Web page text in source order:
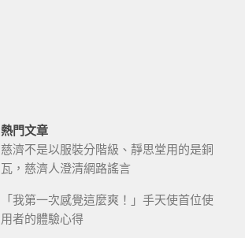
熱門文章
慈濟不是以服裝分階級、靜思堂用的是銅
瓦，慈濟人澄清網路謠言
「我第一次感覺這麼爽！」手天使首位使
用者的體驗心得